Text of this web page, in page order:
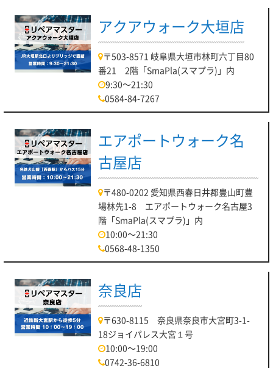
アクアウォーク大垣店
〒503-8571 岐阜県大垣市林町六丁目80
番21 2階「SmaPla(スマプラ)」内
9:30～21:30
0584-84-7267
エアポートウォーク名
古屋店
〒480-0202 愛知県西春日井郡豊山町豊
場林先1-8 エアポートウォーク名古屋3
階「SmaPla(スマプラ)」内
10:00～21:30
0568-48-1350
奈良店
〒630-8115 奈良県奈良市大宮町3-1-
18ジョイパレス大宮１号
10:00～19:00
0742-36-6810